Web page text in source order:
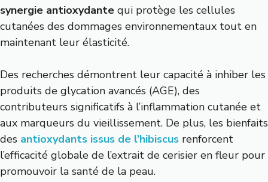
synergie antioxydante qui protège les cellules
cutanées des dommages environnementaux tout en
maintenant leur élasticité.
Des recherches démontrent leur capacité à inhiber les
produits de glycation avancés (AGE), des
contributeurs significatifs à l’inflammation cutanée et
aux marqueurs du vieillissement. De plus, les bienfaits
des antioxydants issus de l’hibiscus renforcent
l’efficacité globale de l’extrait de cerisier en fleur pour
promouvoir la santé de la peau.